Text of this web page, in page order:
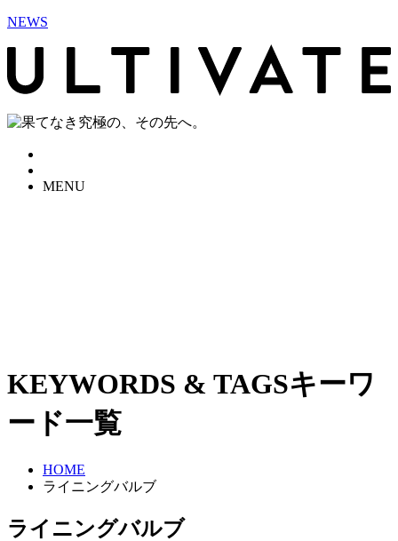
NEWS
MENU
KEYWORDS & TAGSキーワ
ード一覧
HOME
ライニングバルブ
ライニングバルブ